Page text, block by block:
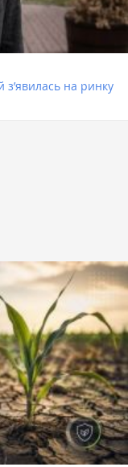
з’явилась на ринку